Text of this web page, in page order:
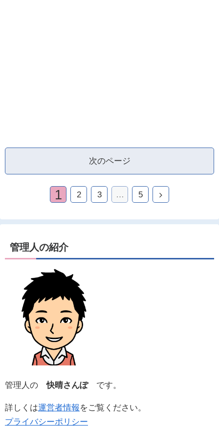
次のページ
1 2 3 … 5
管理人の紹介
管理人の快晴さんぽです。
詳しくは運営者情報 をご覧ください。
プライバシーポリシー